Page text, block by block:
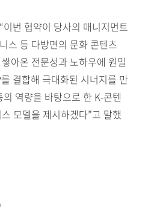
이번 협약이 당사의 매니지먼트
스 등 다방면의 문화 콘텐츠
아온 전문성과 노하우에 원밀
결합해 극대화된 시너지를 만
역량을 바탕으로 한 K-콘텐
모델을 제시하겠다”고 말했